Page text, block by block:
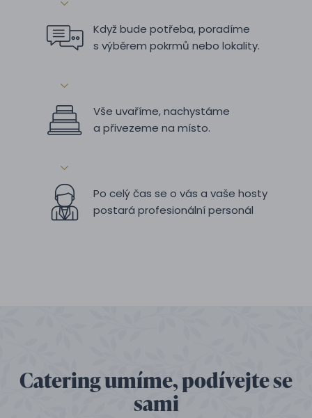
Když bude potřeba, poradíme
s výběrem pokrmů nebo lokality.
Vše uvaříme, nachystáme
a přivezeme na místo.
Po celý čas se o vás a vaše hosty
postará profesionální personál
Catering umíme, podívejte se
sami